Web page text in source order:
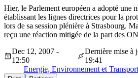
Hier, le Parlement européen a adopté une
établissant les lignes directrices pour la
lors de sa session plénière à Strasbourg.
reçu une réaction mitigée de la part des
Dec 12, 2007 -
12:50
Dernière mise à
19:41
Energie, Environnement et Transport